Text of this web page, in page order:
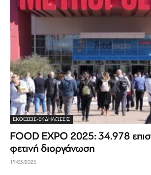
ΕΚΘΈΣΕΙΣ-ΕΚΔΗΛΏΣΕΙΣ
FOOD EXPO 2025: 34.978
φετινή διοργάνωση
19/03/2025